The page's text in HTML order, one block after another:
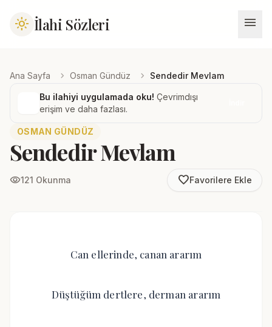
light_mode İlahi Sözleri menu
Ana Sayfa chevron_right Osman Gündüz chevron_right Sendedir Mevlam
Bu ilahiyi uygulamada oku! Çevrimdışı
erişim ve daha fazlası.
OSMAN GÜNDÜZ
Sendedir Mevlam
visibility121 Okunma favorite_borderFavorilere Ekle
Can ellerinde, canan ararım
Düştüğüm dertlere, derman ararım